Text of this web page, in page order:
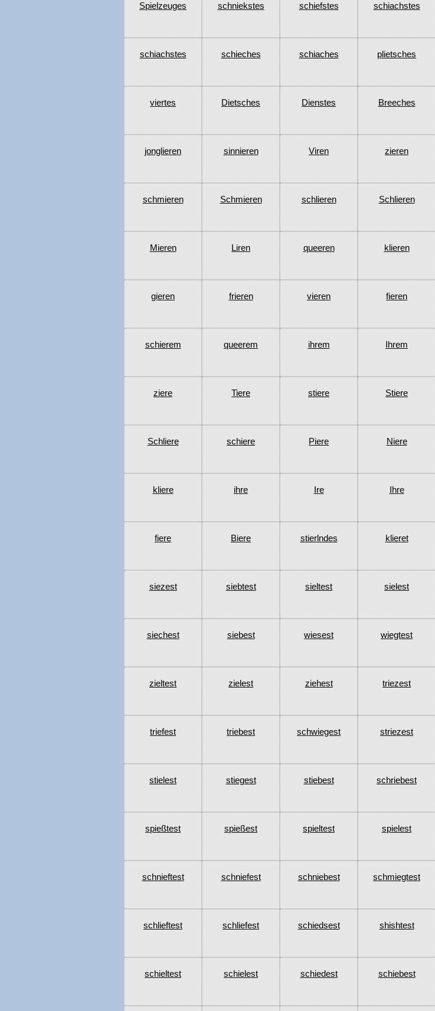
Spielzeuges schniekstes schiefstes schiachstes
schiachstes schieches schiaches plietsches
viertes Dietsches Dienstes Breeches
jonglieren sinnieren Viren zieren
schmieren Schmieren schlieren Schlieren
Mieren Liren queeren klieren
gieren frieren vieren fieren
schierem queerem ihrem Ihrem
ziere Tiere stiere Stiere
Schliere schiere Piere Niere
kliere ihre Ire Ihre
fiere Biere stierlndes klieret
siezest siebtest sieltest sielest
siechest siebest wiesest wiegtest
zieltest zielest ziehest triezest
triefest triebest schwiegest striezest
stielest stiegest stiebest schriebest
spießtest spießest spieltest spielest
schnieftest schniefest schniebest schmiegtest
schlieftest schliefest schiedsest shishtest
schieltest schielest schiedest schiebest